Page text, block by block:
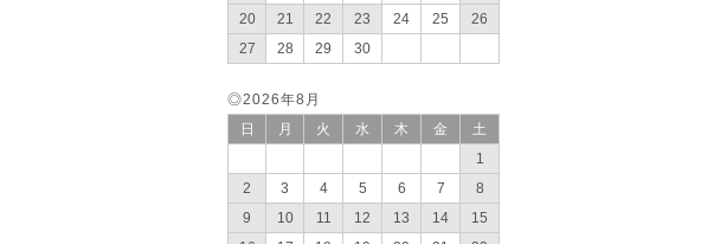
20
21 22 23 24 25
26
27
28 29 30
◎2026年8月
日
月 火 水 木 金
土
1
2
3 4 5 6 7
8
9
10 11 12 13 14
15